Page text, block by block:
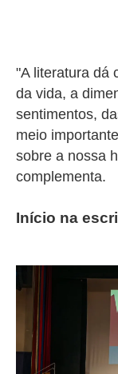
"A literatura dá
da vida, a
sentimentos,
meio
sobre a nossa
complementa.
Início na